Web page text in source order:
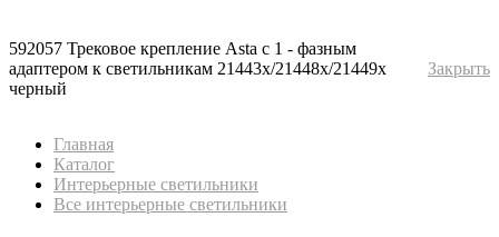
592057 Трековое крепление Asta с 1 - фазным
адаптером к светильникам 21443х/21448х/21449х
черный
Закрыть
Главная
Каталог
Интерьерные светильники
Все интерьерные светильники